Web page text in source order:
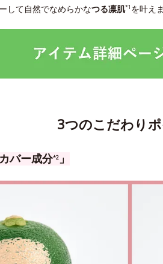
して自然でなめらかなつる凛肌*1 を叶え
3つのこだわり
バー成分*2 」